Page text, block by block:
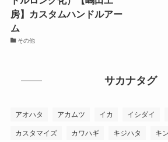
房】カスタムハンドルアー
ム
その他
サカナタグ
アオハタ アカムツ イカ イシダイ
カスタマイズ カワハギ キジハタ キ